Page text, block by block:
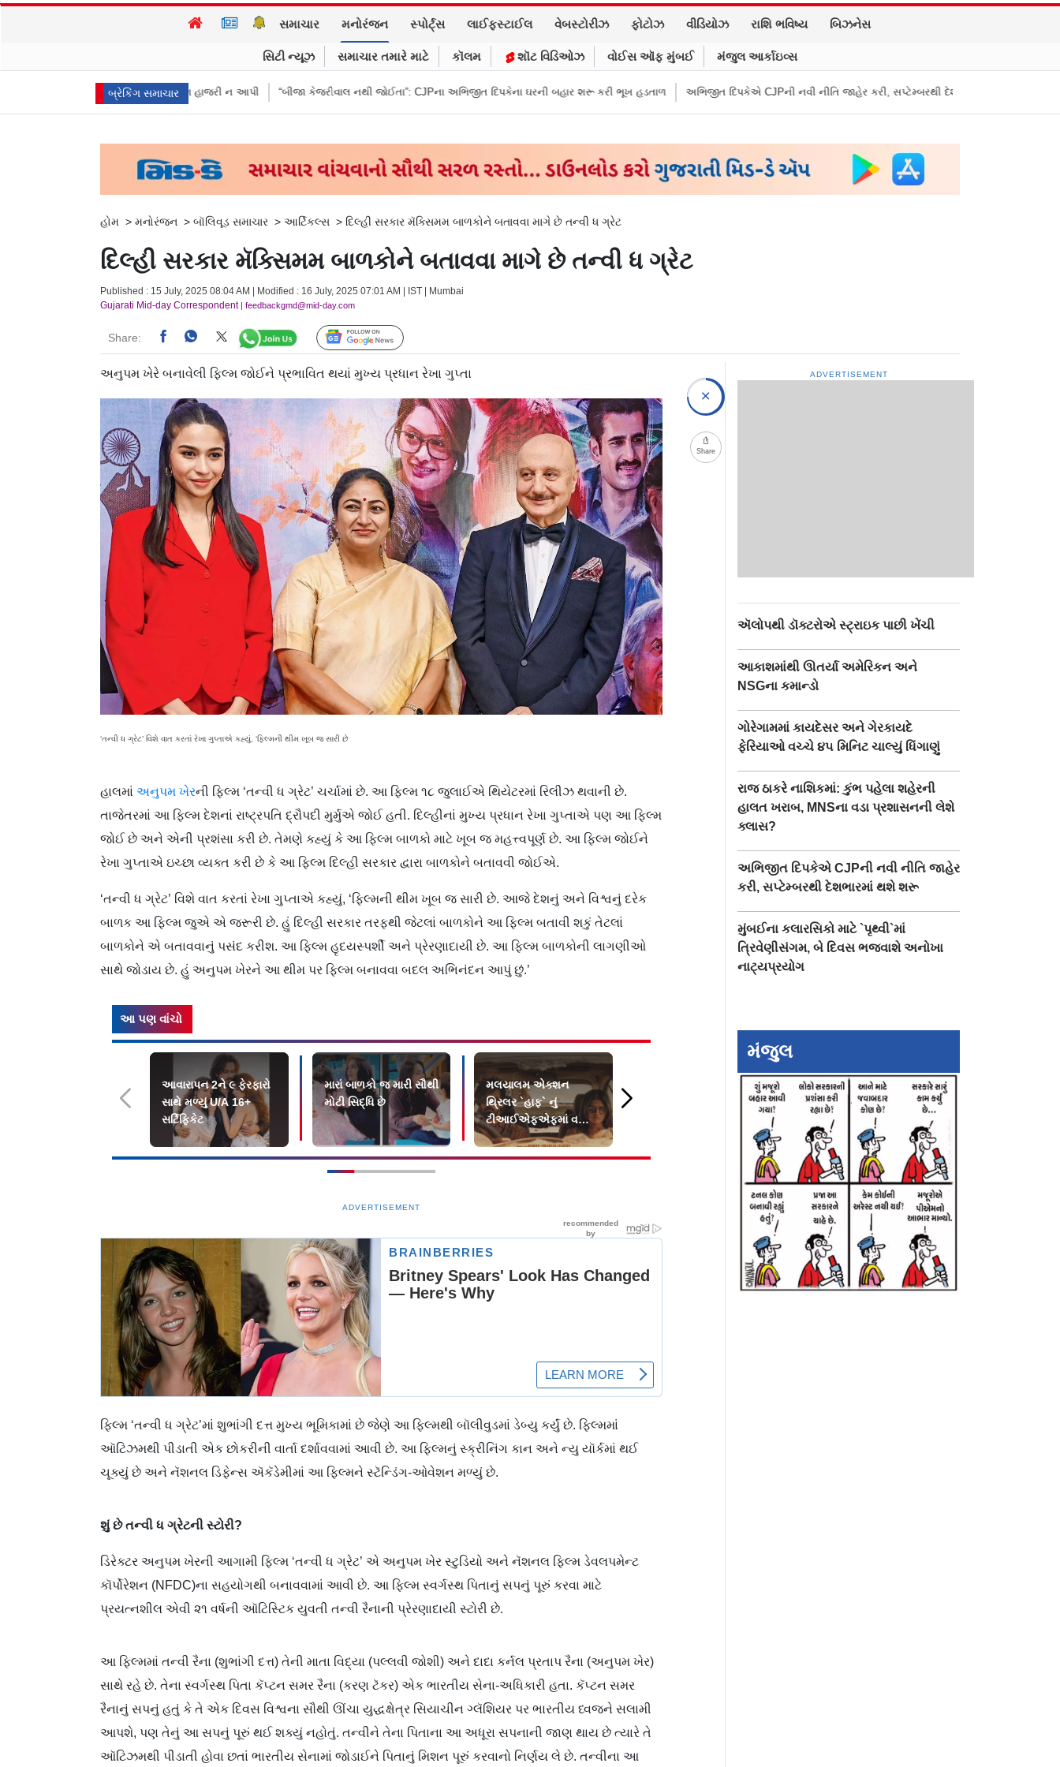
સમાચાર મનોરંજન સ્પોર્ટ્સ લાઈફસ્ટાઈલ વેબસ્ટોરીઝ ફોટોઝ વીડિયોઝ રાશિ ભવિષ્ય બિઝનેસ
સિટી ન્યૂઝ સમાચાર તમારે માટે કૉલમ શૉટ વિડિઓઝ વોઈસ ઑફ મુંબઈ મંજુલ આર્કાઇવ્સ
બ્રેકિંગ સમાચાર
પૈસા મોકલાવ્યા પણ હાજરી ન આપી “બીજા કેજરીવાલ નથી જોઈતા”: CJPના અભિજીત દિપકેના ઘરની બહાર શરૂ કરી ભૂખ હડતાળ અભિજીત દિપકેએ CJPની નવી નીતિ જાહેર કરી, સપ્ટેમ્બરથી દેશભારમાં થશે શરૂ
હોમ > મનોરંજન > બૉલિવૂડ સમાચાર > આર્ટિકલ્સ > દિલ્હી સરકાર મૅક્સિમમ બાળકોને બતાવવા માગે છે તન્વી ધ ગ્રેટ
દિલ્હી સરકાર મૅક્સિમમ બાળકોને બતાવવા માગે છે તન્વી ધ ગ્રેટ
Published : 15 July, 2025 08:04 AM | Modified : 16 July, 2025 07:01 AM | IST | Mumbai
Gujarati Mid-day Correspondent| feedbackgmd@mid-day.com
Share: Follow Us
અનુપમ ખેરે બનાવેલી ફિલ્મ જોઈને પ્રભાવિત થયાં મુખ્ય પ્રધાન રેખા ગુપ્તા
‘તન્વી ધ ગ્રેટ’ વિશે વાત કરતાં રેખા ગુપ્તાએ કહ્યું, ‘ફિલ્મની થીમ ખૂબ જ સારી છે
હાલમાં અનુપમ ખેરની ફિલ્મ ‘તન્વી ધ ગ્રેટ’ ચર્ચામાં છે. આ ફિલ્મ ૧૮ જુલાઈએ થિયેટરમાં રિલીઝ થવાની છે.
તાજેતરમાં આ ફિલ્મ દેશનાં રાષ્ટ્રપતિ દ્રૌપદી મુર્મુએ જોઈ હતી. દિલ્હીનાં મુખ્ય પ્રધાન રેખા ગુપ્તાએ પણ આ ફિલ્મ
જોઈ છે અને એની પ્રશંસા કરી છે. તેમણે કહ્યું કે આ ફિલ્મ બાળકો માટે ખૂબ જ મહત્ત્વપૂર્ણ છે. આ ફિલ્મ જોઈને
રેખા ગુપ્તાએ ઇચ્છા વ્યક્ત કરી છે કે આ ફિલ્મ દિલ્હી સરકાર દ્વારા બાળકોને બતાવવી જોઈએ.
‘તન્વી ધ ગ્રેટ’ વિશે વાત કરતાં રેખા ગુપ્તાએ કહ્યું, ‘ફિલ્મની થીમ ખૂબ જ સારી છે. આજે દેશનું અને વિશ્વનું દરેક
બાળક આ ફિલ્મ જુએ એ જરૂરી છે. હું દિલ્હી સરકાર તરફથી જેટલાં બાળકોને આ ફિલ્મ બતાવી શકું તેટલાં
બાળકોને એ બતાવવાનું પસંદ કરીશ. આ ફિલ્મ હૃદયસ્પર્શી અને પ્રેરણાદાયી છે. આ ફિલ્મ બાળકોની લાગણીઓ
સાથે જોડાય છે. હું અનુપમ ખેરને આ થીમ પર ફિલ્મ બનાવવા બદલ અભિનંદન આપું છું.’
આ પણ વાંચો
આવારાપન 2ને ૯ ફેરફારો
સાથે મળ્યું U/A 16+
સર્ટિફિકેટ
મારાં બાળકો જ મારી સૌથી
મોટી સિદ્ધિ છે
મલયાલમ એક્શન
થ્રિલર `હાફ` નું
ટીઆઈએફએફમાં વર્લ્ડ
પ્રીમિયર થશે
રાજપાલ યાદવને આપેલી
Entertainment
Update : લવ એન્ડ
વૉરમાં દીપિકાનો કૅમિયો?
ADVERTISEMENT
ફિલ્મ ‘તન્વી ધ ગ્રેટ’માં શુભાંગી દત્ત મુખ્ય ભૂમિકામાં છે જેણે આ ફિલ્મથી બૉલીવુડમાં ડેબ્યુ કર્યું છે. ફિલ્મમાં
ઑટિઝમથી પીડાતી એક છોકરીની વાર્તા દર્શાવવામાં આવી છે. આ ફિલ્મનું સ્ક્રીનિંગ કાન અને ન્યુ યૉર્કમાં થઈ
ચૂક્યું છે અને નૅશનલ ડિફેન્સ ઍકૅડેમીમાં આ ફિલ્મને સ્ટૅન્ડિંગ-ઓવેશન મળ્યું છે.
શું છે તન્વી ધ ગ્રેટની સ્ટોરી?
ડિરેક્ટર અનુપમ ખેરની આગામી ફિલ્મ ‘તન્વી ધ ગ્રેટ’ એ અનુપમ ખેર સ્ટુડિયો અને નૅશનલ ફિલ્મ ડેવલપમેન્ટ
કૉર્પોરેશન (NFDC)ના સહયોગથી બનાવવામાં આવી છે. આ ફિલ્મ સ્વર્ગસ્થ પિતાનું સપનું પૂરું કરવા માટે
પ્રયત્નશીલ એવી ૨૧ વર્ષની ઑટિસ્ટિક યુવતી તન્વી રૈનાની પ્રેરણાદાયી સ્ટોરી છે.
આ ફિલ્મમાં તન્વી રૈના (શુભાંગી દત્ત) તેની માતા વિદ્યા (પલ્લવી જોશી) અને દાદા કર્નલ પ્રતાપ રૈના (અનુપમ ખેર)
સાથે રહે છે. તેના સ્વર્ગસ્થ પિતા કૅપ્ટન સમર રૈના (કરણ ટૅકર) એક ભારતીય સેના-અધિકારી હતા. કૅપ્ટન સમર
રૈનાનું સપનું હતું કે તે એક દિવસ વિશ્વના સૌથી ઊંચા યુદ્ધક્ષેત્ર સિયાચીન ગ્લૅશિયર પર ભારતીય ધ્વજને સલામી
આપશે, પણ તેનું આ સપનું પૂરું થઈ શક્યું નહોતું. તન્વીને તેના પિતાના આ અધૂરા સપનાની જાણ થાય છે ત્યારે તે
ઑટિઝમથી પીડાતી હોવા છતાં ભારતીય સેનામાં જોડાઈને પિતાનું મિશન પૂરું કરવાનો નિર્ણય લે છે. તન્વીના આ
Share
ADVERTISEMENT
ઍલોપથી ડૉક્ટરોએ સ્ટ્રાઇક પાછી ખેંચી
આકાશમાંથી ઊતર્યા અમેરિકન અને
NSGના કમાન્ડો
ગોરેગામમાં કાયદેસર અને ગેરકાયદે
ફેરિયાઓ વચ્ચે ૪૫ મિનિટ ચાલ્યું ધિંગાણું
રાજ ઠાકરે નાશિકમાં: કુંભ પહેલા શહેરની
હાલત ખરાબ, MNSના વડા પ્રશાસનની લેશે
ક્લાસ?
અભિજીત દિપકેએ CJPની નવી નીતિ જાહેર
કરી, સપ્ટેમ્બરથી દેશભારમાં થશે શરૂ
મુંબઈના કલારસિકો માટે `પૃથ્વી`માં
ત્રિવેણીસંગમ, બે દિવસ ભજવાશે અનોખા
નાટ્યપ્રયોગ
મંજુલ